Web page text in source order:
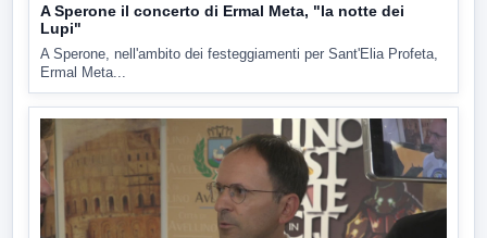
A Sperone il concerto di Ermal Meta, "la notte dei
Lupi"
A Sperone, nell'ambito dei festeggiamenti per Sant'Elia Profeta,
Ermal Meta...